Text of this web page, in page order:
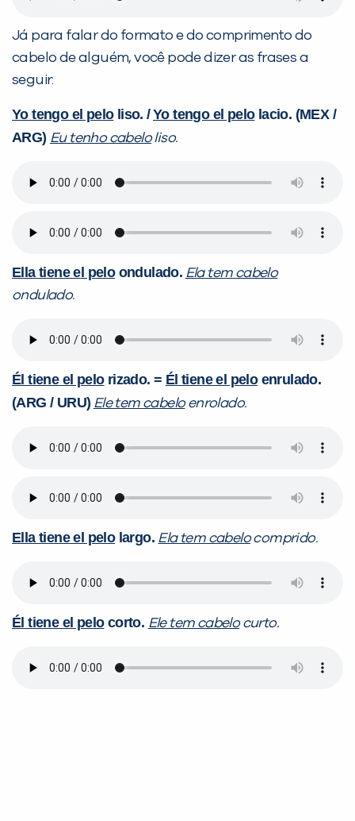
Já para falar do formato e do comprimento do
cabelo de alguém, você pode dizer as frases a
seguir:
Yo tengo el peloliso. /Yo tengo el pelolacio. (MEX /
ARG) Eu tenho cabeloliso.
Ella tiene el peloondulado. Ela tem cabelo
ondulado.
Él tiene el pelorizado. = Él tiene el peloenrulado.
(ARG / URU) Ele tem cabeloenrolado.
Ella tiene el pelolargo. Ela tem cabelocomprido.
Él tiene el pelocorto. Ele tem cabelo curto.